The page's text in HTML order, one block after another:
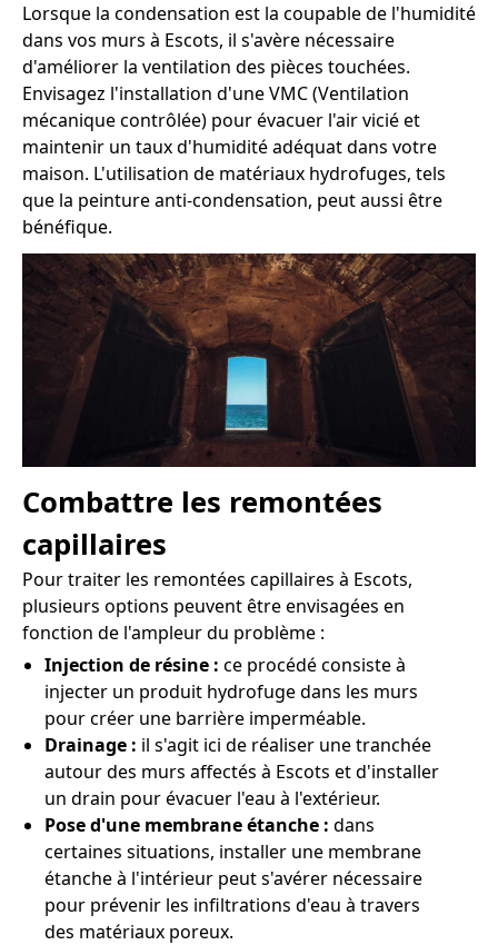
Lorsque la condensation est la coupable de l'humidité
dans vos murs à Escots, il s'avère nécessaire
d'améliorer la ventilation des pièces touchées.
Envisagez l'installation d'une VMC (Ventilation
mécanique contrôlée) pour évacuer l'air vicié et
maintenir un taux d'humidité adéquat dans votre
maison. L'utilisation de matériaux hydrofuges, tels
que la peinture anti-condensation, peut aussi être
bénéfique.
Combattre les remontées
capillaires
Pour traiter les remontées capillaires à Escots,
plusieurs options peuvent être envisagées en
fonction de l'ampleur du problème :
Injection de résine : ce procédé consiste à
injecter un produit hydrofuge dans les murs
pour créer une barrière imperméable.
Drainage : il s'agit ici de réaliser une tranchée
autour des murs affectés à Escots et d'installer
un drain pour évacuer l'eau à l'extérieur.
Pose d'une membrane étanche : dans
certaines situations, installer une membrane
étanche à l'intérieur peut s'avérer nécessaire
pour prévenir les infiltrations d'eau à travers
des matériaux poreux.